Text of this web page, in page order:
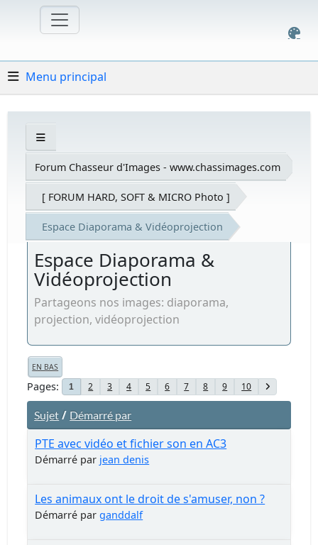
Menu principal
Forum Chasseur d'Images - www.chassimages.com
[ FORUM HARD, SOFT & MICRO Photo ]
Espace Diaporama & Vidéoprojection
Espace Diaporama &
Vidéoprojection
Partageons nos images: diaporama,
projection, vidéoprojection
EN BAS
Pages 1 2 3 4 5 6 7 8 9 10
Sujet / Démarré par
PTE avec vidéo et fichier son en AC3
Démarré par jean denis
Les animaux ont le droit de s'amuser, non ?
Démarré parganddalf